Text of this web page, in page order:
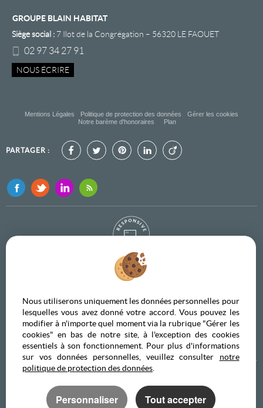
GROUPE BLAIN HABITAT
Siège social : 7 Ilot de la Congrégation – 56320 LE FAOUET
02 97 34 27 91
NOUS ÉCRIRE
Mentions Légales Politique de protection des données
Gérer les cookies
Notre barème d'honoraires
Plan
PARTAGER :
Afin de vous offrir un confort de lecture permanent, depuis votre PC, votre
tablette ou votre smartphone, notre site s’adapte automatiquement aux
Logiciel immobilier
Création site internet
Référencement site immobilier
Le Faouet (56320)
Lanvenegen (56320)
Bain De Bretagne (35470)
Pipriac (35550)
Nous utiliserons uniquement les données personnelles pour
lesquelles vous avez donné votre accord. Vous pouvez les
modifier à n'importe quel moment via la rubrique "Gérer les
cookies" en bas de notre site, à l'exception des cookies
essentiels à son fonctionnement. Pour plus d'informations
sur vos données personnelles, veuillez consulter notre
politique de protection des données
Personnaliser Tout accepter